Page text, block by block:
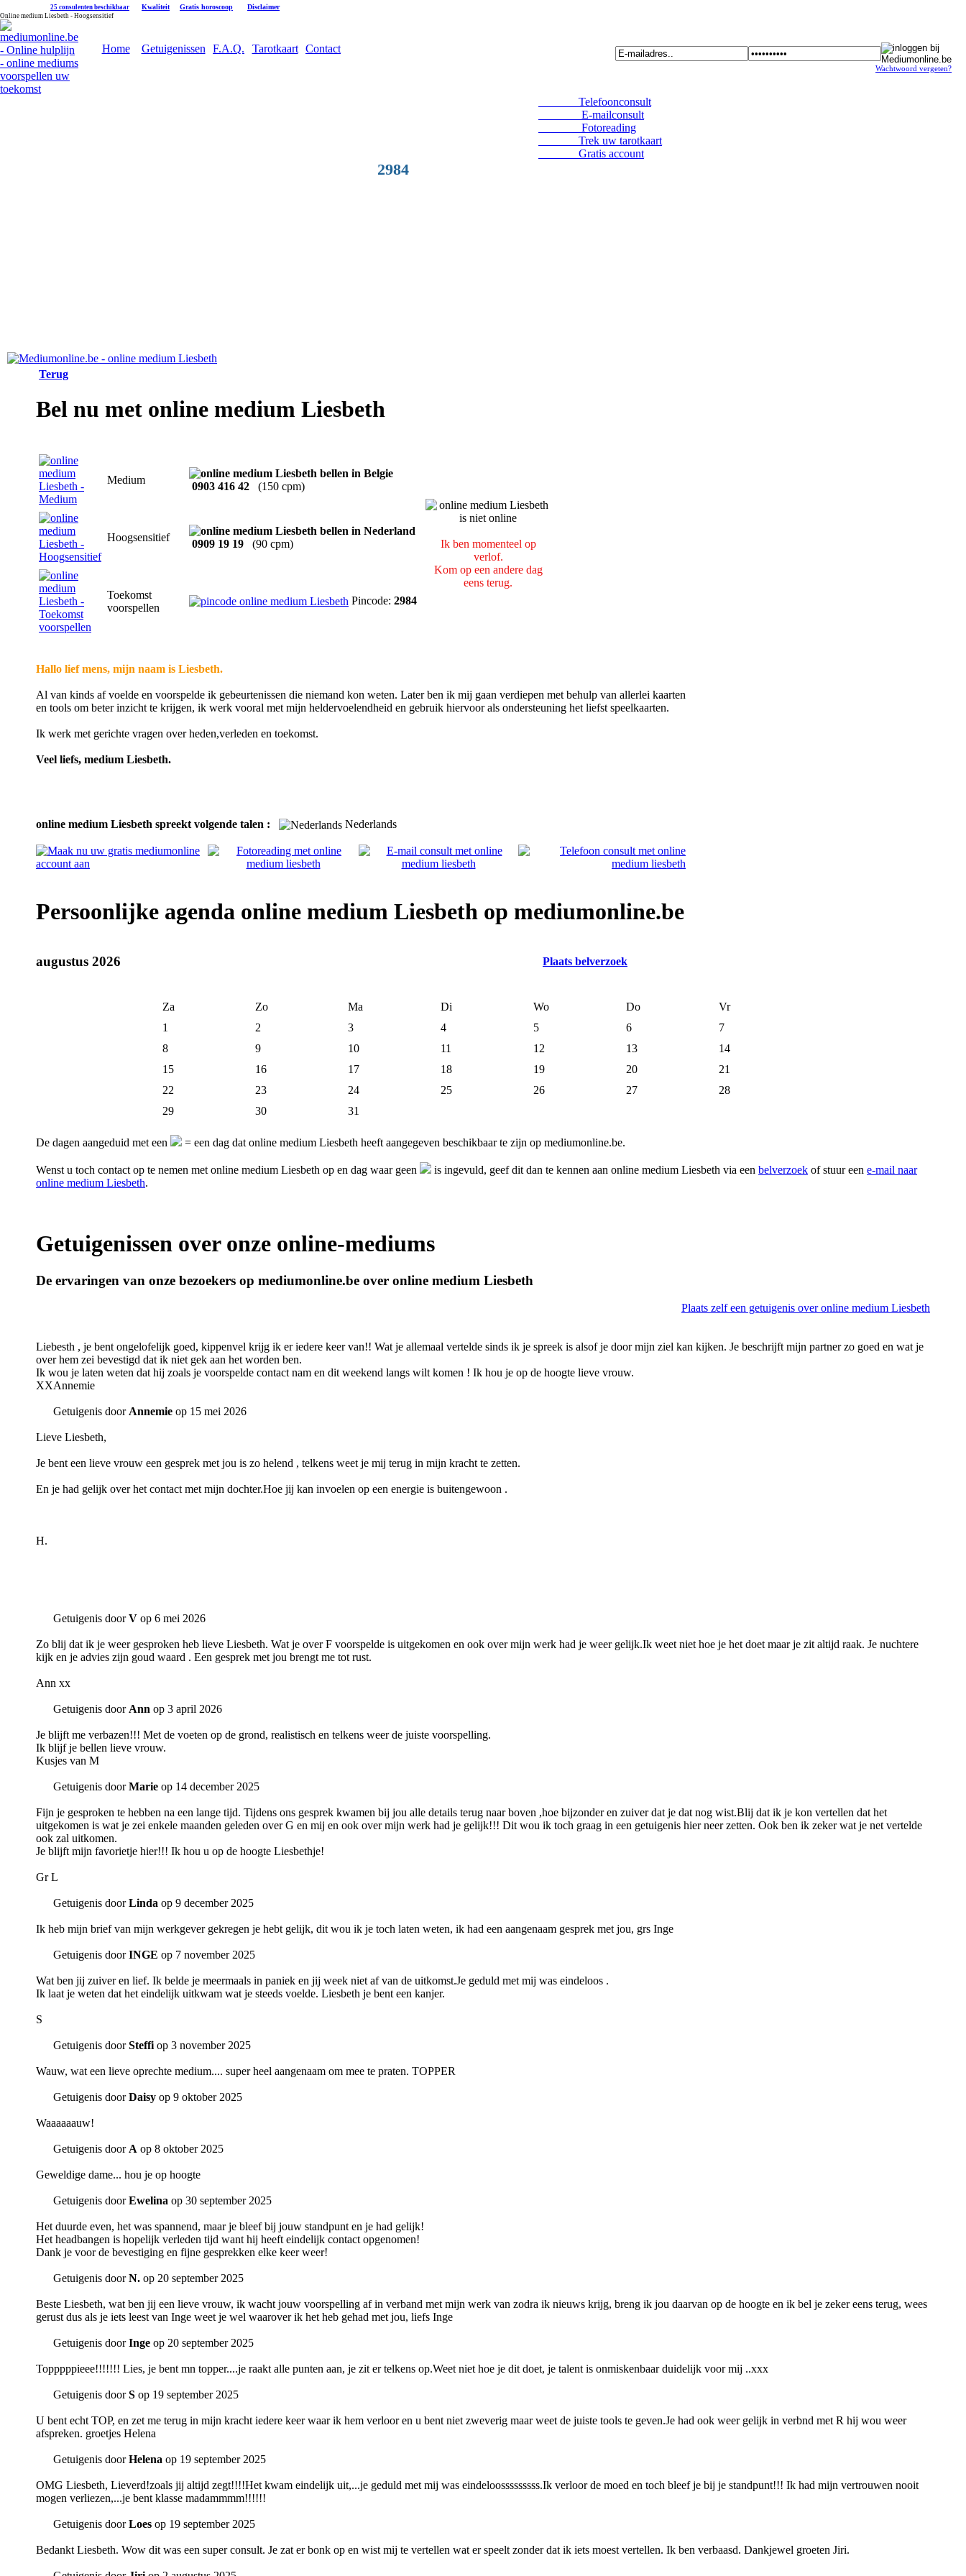
25 consulenten beschikbaar Kwaliteit Gratis horoscoop Disclaimer
Online medium Liesbeth - Hoogsensitief
Home Getuigenissen F.A.Q. Tarotkaart Contact
Wachtwoord vergeten?
2984
Telefoonconsult
E-mailconsult
Fotoreading
Trek uw tarotkaart
Gratis account
Terug
Bel nu met online medium Liesbeth
Medium
0903 416 42 (150 cpm)
Ik ben momenteel op
verlof.
Kom op een andere dag
eens terug.
Hoogsensitief
0909 19 19 (90 cpm)
Toekomst
voorspellen
Pincode: 2984
Hallo lief mens, mijn naam is Liesbeth.
Al van kinds af voelde en voorspelde ik gebeurtenissen die niemand kon weten. Later ben ik mij gaan verdiepen met behulp van allerlei kaarten
en tools om beter inzicht te krijgen, ik werk vooral met mijn heldervoelendheid en gebruik hiervoor als ondersteuning het liefst speelkaarten.
Ik werk met gerichte vragen over heden,verleden en toekomst.
Veel liefs, medium Liesbeth.
online medium Liesbeth spreekt volgende talen : Nederlands
Persoonlijke agenda online medium Liesbeth op mediumonline.be
augustus 2026 Plaats belverzoek
Za Zo Ma Di Wo Do
Vr
1
2 3 4 5 6
7
8
9 10 11 12 13
14
15
16 17 18 19 20
21
22
23 24 25 26 27
28
29
30 31
De dagen aangeduid met een = een dag dat online medium Liesbeth heeft aangegeven beschikbaar te zijn op mediumonline.be.
Wenst u toch contact op te nemen met online medium Liesbeth op en dag waar geen is ingevuld, geef dit dan te kennen aan online medium Liesbeth via een belverzoek of stuur een e-mail naar
online medium Liesbeth.
Getuigenissen over onze online-mediums
De ervaringen van onze bezoekers op mediumonline.be over online medium Liesbeth
Plaats zelf een getuigenis over online medium Liesbeth
Liebesth , je bent ongelofelijk goed, kippenvel krijg ik er iedere keer van!! Wat je allemaal vertelde sinds ik je spreek is alsof je door mijn ziel kan kijken. Je beschrijft mijn partner zo goed en wat je
over hem zei bevestigd dat ik niet gek aan het worden ben.
Ik wou je laten weten dat hij zoals je voorspelde contact nam en dit weekend langs wilt komen ! Ik hou je op de hoogte lieve vrouw.
XXAnnemie
Getuigenis door Annemie op 15 mei 2026
Lieve Liesbeth,
Je bent een lieve vrouw een gesprek met jou is zo helend , telkens weet je mij terug in mijn kracht te zetten.
En je had gelijk over het contact met mijn dochter.Hoe jij kan invoelen op een energie is buitengewoon .
H.
Getuigenis doorV op 6 mei 2026
Zo blij dat ik je weer gesproken heb lieve Liesbeth. Wat je over F voorspelde is uitgekomen en ook over mijn werk had je weer gelijk.Ik weet niet hoe je het doet maar je zit altijd raak. Je nuchtere
kijk en je advies zijn goud waard . Een gesprek met jou brengt me tot rust.
Ann xx
Getuigenis door Ann op 3 april 2026
Je blijft me verbazen!!! Met de voeten op de grond, realistisch en telkens weer de juiste voorspelling.
Ik blijf je bellen lieve vrouw.
Kusjes van M
Getuigenis doorMarie op 14 december 2025
Fijn je gesproken te hebben na een lange tijd. Tijdens ons gesprek kwamen bij jou alle details terug naar boven ,hoe bijzonder en zuiver dat je dat nog wist.Blij dat ik je kon vertellen dat het
uitgekomen is wat je zei enkele maanden geleden over G en mij en ook over mijn werk had je gelijk!!! Dit wou ik toch graag in een getuigenis hier neer zetten. Ook ben ik zeker wat je net vertelde
ook zal uitkomen.
Je blijft mijn favorietje hier!!! Ik hou u op de hoogte Liesbethje!
Gr L
Getuigenis doorLinda op 9 december 2025
Ik heb mijn brief van mijn werkgever gekregen je hebt gelijk, dit wou ik je toch laten weten, ik had een aangenaam gesprek met jou, grs Inge
Getuigenis doorINGE op 7 november 2025
Wat ben jij zuiver en lief. Ik belde je meermaals in paniek en jij week niet af van de uitkomst.Je geduld met mij was eindeloos .
Ik laat je weten dat het eindelijk uitkwam wat je steeds voelde. Liesbeth je bent een kanjer.
S
Getuigenis doorSteffi op 3 november 2025
Wauw, wat een lieve oprechte medium.... super heel aangenaam om mee te praten. TOPPER
Getuigenis doorDaisy op 9 oktober 2025
Waaaaaauw!
Getuigenis door A op 8 oktober 2025
Geweldige dame... hou je op hoogte
Getuigenis doorEwelina op 30 september 2025
Het duurde even, het was spannend, maar je bleef bij jouw standpunt en je had gelijk!
Het headbangen is hopelijk verleden tijd want hij heeft eindelijk contact opgenomen!
Dank je voor de bevestiging en fijne gesprekken elke keer weer!
Getuigenis doorN. op 20 september 2025
Beste Liesbeth, wat ben jij een lieve vrouw, ik wacht jouw voorspelling af in verband met mijn werk van zodra ik nieuws krijg, breng ik jou daarvan op de hoogte en ik bel je zeker eens terug, wees
gerust dus als je iets leest van Inge weet je wel waarover ik het heb gehad met jou, liefs Inge
Getuigenis doorInge op 20 september 2025
Topppppieee!!!!!!! Lies, je bent mn topper....je raakt alle punten aan, je zit er telkens op.Weet niet hoe je dit doet, je talent is onmiskenbaar duidelijk voor mij ..xxx
Getuigenis doorS op 19 september 2025
U bent echt TOP, en zet me terug in mijn kracht iedere keer waar ik hem verloor en u bent niet zweverig maar weet de juiste tools te geven.Je had ook weer gelijk in verbnd met R hij wou weer
afspreken. groetjes Helena
Getuigenis doorHelena op 19 september 2025
OMG Liesbeth, Lieverd!zoals jij altijd zegt!!!!Het kwam eindelijk uit,...je geduld met mij was eindeloosssssssss.Ik verloor de moed en toch bleef je bij je standpunt!!! Ik had mijn vertrouwen nooit
mogen verliezen,...je bent klasse madammmm!!!!!!
Getuigenis doorLoes op 19 september 2025
Bedankt Liesbeth. Wow dit was een super consult. Je zat er bonk op en wist mij te vertellen wat er speelt zonder dat ik iets moest vertellen. Ik ben verbaasd. Dankjewel groeten Jiri.